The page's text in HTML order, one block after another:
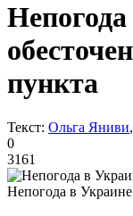
пункта
Текст: Ольга Яниви
0
3161
Непогода в Украине